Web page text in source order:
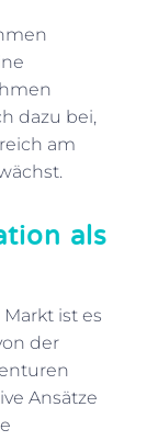
dazu bei,
am
als
ist es
der
Ansätze